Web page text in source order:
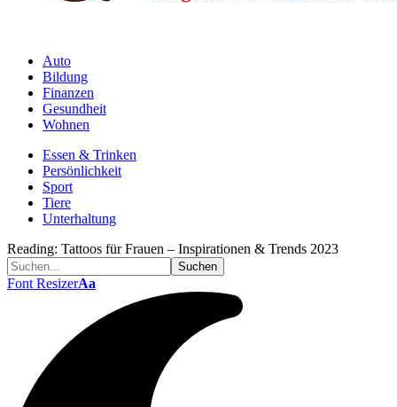
Auto
Bildung
Finanzen
Gesundheit
Wohnen
Essen & Trinken
Persönlichkeit
Sport
Tiere
Unterhaltung
Reading: Tattoos für Frauen – Inspirationen & Trends 2023
Font ResizerAa